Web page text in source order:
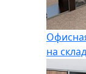
на